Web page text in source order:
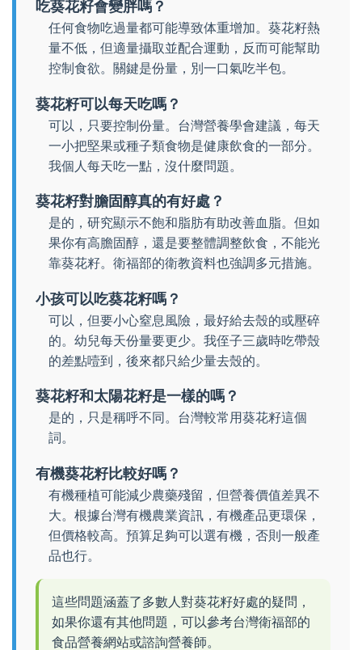
吃葵花籽會變胖嗎？
任何食物吃過量都可能導致体重增加。葵花籽熱
量不低，但適量攝取並配合運動，反而可能幫助
控制食欲。關鍵是份量，別一口氣吃半包。
葵花籽可以每天吃嗎？
可以，只要控制份量。台灣營養學會建議，每天
一小把堅果或種子類食物是健康飲食的一部分。
我個人每天吃一點，沒什麼問題。
葵花籽對膽固醇真的有好處？
是的，研究顯示不飽和脂肪有助改善血脂。但如
果你有高膽固醇，還是要整體調整飲食，不能光
靠葵花籽。衛福部的衛教資料也強調多元措施。
小孩可以吃葵花籽嗎？
可以，但要小心窒息風險，最好給去殼的或壓碎
的。幼兒每天份量要更少。我侄子三歲時吃帶殼
的差點噎到，後來都只給少量去殼的。
葵花籽和太陽花籽是一樣的嗎？
是的，只是稱呼不同。台灣較常用葵花籽這個
詞。
有機葵花籽比較好嗎？
有機種植可能減少農藥殘留，但營養價值差異不
大。根據台灣有機農業資訊，有機產品更環保，
但價格較高。預算足夠可以選有機，否則一般產
品也行。
這些問題涵蓋了多數人對葵花籽好處的疑問，
如果你還有其他問題，可以參考台灣衛福部的
食品營養網站或諮詢營養師。